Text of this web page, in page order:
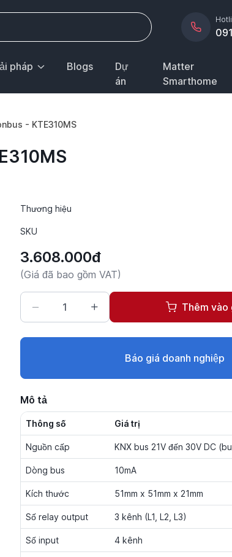
pháp Blogs
Dự
án
Matter
Smarthome
- KTE310MS
Thương hiệu
SKU
3.608.000đ
(Giá đã bao gồm VAT)
Thêm vào
Báo giá doanh nghiệp
Mô tả
Thông số Giá trị
Nguồn cấp KNX bus 21V đến 30V DC
Dòng bus 10mA
Kích thước 51mm x 51mm x 21mm
Số relay output 3 kênh (L1, L2, L3)
Số input 4 kênh